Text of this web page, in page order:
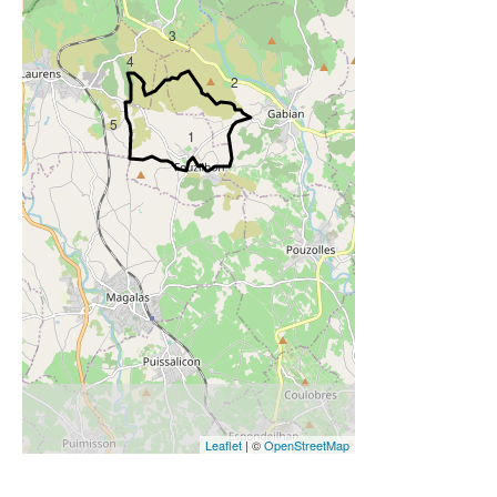
1
2
3
4
5
Leaflet | ©OpenStreetMap